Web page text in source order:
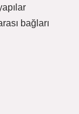
bağları